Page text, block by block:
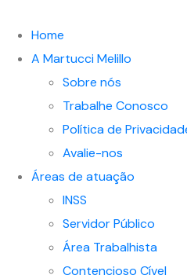
Home
A Martucci Melillo
Sobre nós
Trabalhe Conosco
Política de
Avalie-nos
Áreas de atuação
INSS
Servidor Público
Área Trabalhista
Contencioso Cível